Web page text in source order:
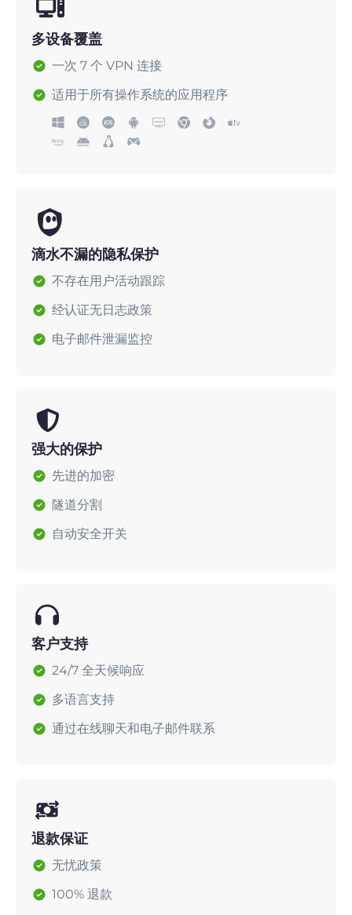
多设备覆盖
一次 7 个 VPN 连接
适用于所有操作系统的应用程序
滴水不漏的隐私保护
不存在用户活动跟踪
经认证无日志政策
电子邮件泄漏监控
强大的保护
先进的加密
隧道分割
自动安全开关
客户支持
24/7 全天候响应
多语言支持
通过在线聊天和电子邮件联系
退款保证
无忧政策
100% 退款